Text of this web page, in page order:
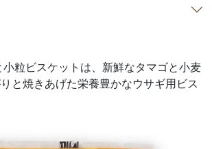
小粒ビスケットは、新鮮なタマゴと小麦
と焼きあげた栄養豊かなウサギ用ビス